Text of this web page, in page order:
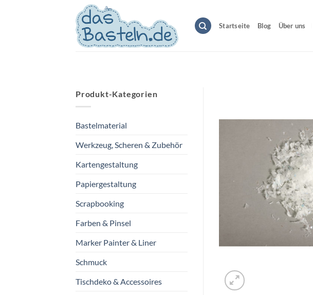
Startseite Blog Über uns
Produkt-Kategorien
Bastelmaterial
Werkzeug, Scheren & Zubehör
Kartengestaltung
Papiergestaltung
Scrapbooking
Farben & Pinsel
Marker Painter & Liner
Schmuck
Tischdeko & Accessoires